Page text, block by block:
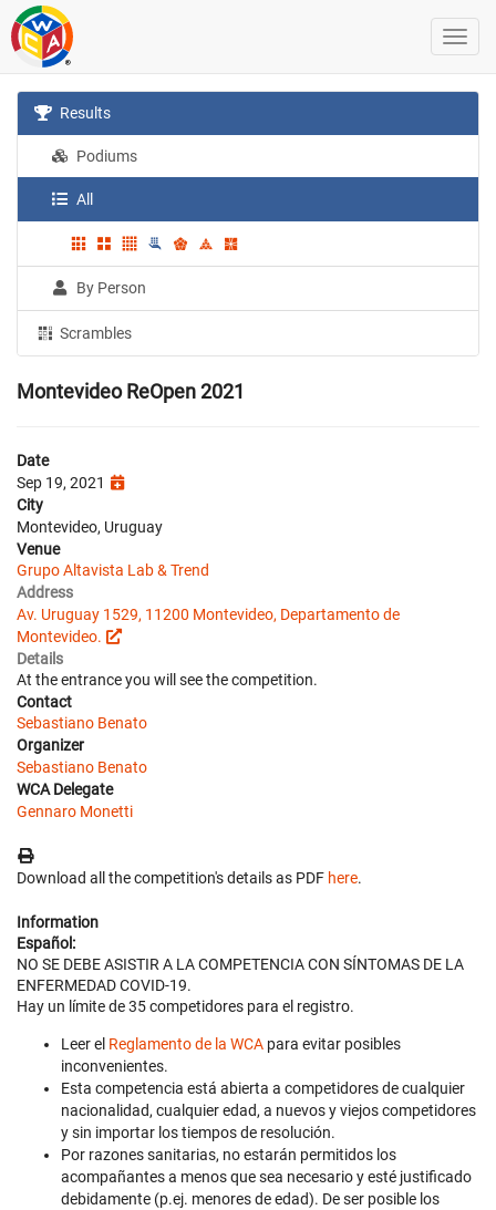
Results
Podiums
All
By Person
Scrambles
Montevideo ReOpen 2021
Date
Sep 19, 2021
City
Montevideo, Uruguay
Venue
Grupo Altavista Lab & Trend
Address
Av. Uruguay 1529, 11200 Montevideo, Departamento de
Montevideo.
Details
At the entrance you will see the competition.
Contact
Sebastiano Benato
Organizer
Sebastiano Benato
WCA Delegate
Gennaro Monetti
Download all the competition's details as PDF here.
Information
Español:
NO SE DEBE ASISTIR A LA COMPETENCIA CON SÍNTOMAS DE LA
ENFERMEDAD COVID-19.
Hay un límite de 35 competidores para el registro.
Leer el Reglamento de la WCA para evitar posibles
inconvenientes.
Esta competencia está abierta a competidores de cualquier
nacionalidad, cualquier edad, a nuevos y viejos competidores
y sin importar los tiempos de resolución.
Por razones sanitarias, no estarán permitidos los
acompañantes a menos que sea necesario y esté justificado
debidamente (p.ej. menores de edad). De ser posible los